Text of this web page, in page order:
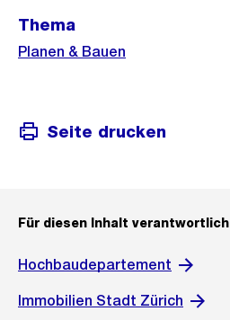
Weitere
Informationen
Thema
Planen & Bauen
Seite drucken
Für diesen Inhalt verantwortlich
Hochbaudepartement
Immobilien Stadt Zürich